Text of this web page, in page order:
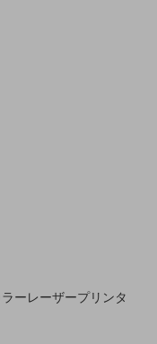
ーレーザープリンタ